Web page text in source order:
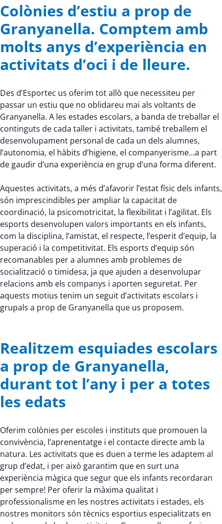
Colònies d’estiu a prop de
Granyanella. Comptem amb
molts anys d’experiència en
activitats d’oci i de lleure.
Des d’Esportec us oferim tot allò que necessiteu per
passar un estiu que no oblidareu mai als voltants de
Granyanella. A les estades escolars, a banda de treballar el
continguts de cada taller i activitats, també treballem el
desenvolupament personal de cada un dels alumnes,
l’autonomia, el hàbits d’higiene, el companyerisme…a part
de gaudir d’una experiència en grup d’una forma diferent.
Aquestes activitats, a més d’afavorir l’estat físic dels infants,
són imprescindibles per ampliar la capacitat de
coordinació, la psicomotricitat, la flexibilitat i l’agilitat. Els
esports desenvolupen valors importants en els infants,
com la disciplina, l’amistat, el respecte, l’esperit d’equip, la
superació i la competitivitat. Els esports d’equip són
recomanables per a alumnes amb problemes de
socialització o timidesa, ja que ajuden a desenvolupar
relacions amb els companys i aporten seguretat. Per
aquests motius tenim un seguit d’activitats escolars i
grupals a prop de Granyanella que us proposem.
Realitzem esquiades escolars
a prop de Granyanella,
durant tot l’any i per a totes
les edats
Oferim colònies per escoles i instituts que promouen la
convivència, l’aprenentatge i el contacte directe amb la
natura. Les activitats que es duen a terme les adaptem al
grup d’edat, i per això garantim que en surt una
experiència màgica que segur que els infants recordaran
per sempre! Per oferir la màxima qualitat i
professionalisme en les nostres activitats i estades, els
nostres monitors són tècnics esportius especialitzats en